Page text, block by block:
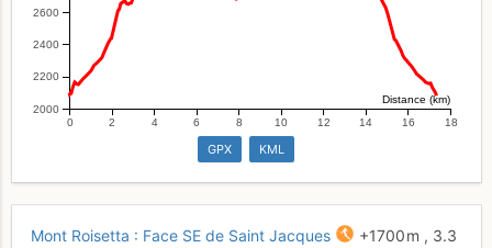
2000
2200
2400
2600
0 2 4 6 8 10 12 14 16 18
Distance (km)
GPX KML
Mont Roisetta : Face SE de Saint Jacques +1700 m , 3.3